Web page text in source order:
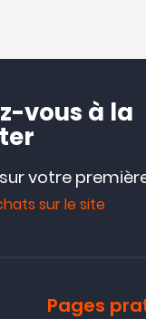
vous à la
sur votre
sur le site
Pages